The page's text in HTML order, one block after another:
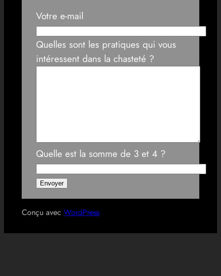
Votre e-mail
Quelles sont les pratiques qui vous
intéressent dans la chasteté ?
Quelle est la somme de 3 et 4 ?
Conçu avec WordPress